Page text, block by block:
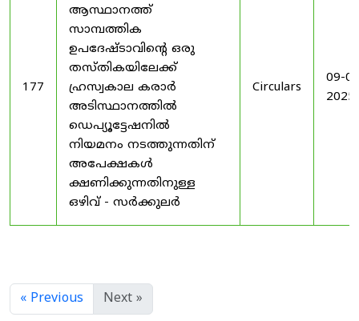
177
ആസ്ഥാനത്ത്
സാമ്പത്തിക
ഉപദേഷ്ടാവിന്റെ ഒരു
തസ്തികയിലേക്ക്
ഹ്രസ്വകാല കരാർ
അടിസ്ഥാനത്തിൽ
ഡെപ്യൂട്ടേഷനിൽ
നിയമനം നടത്തുന്നതിന്
അപേക്ഷകൾ
ക്ഷണിക്കുന്നതിനുള്ള
ഒഴിവ് - സർക്കുലർ
Circulars
09-
2025
« Previous Next »